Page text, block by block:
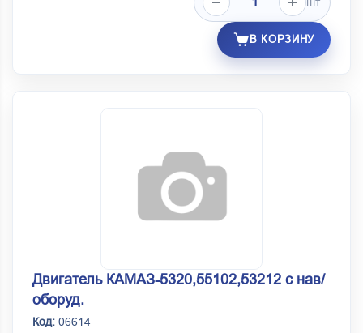
В КОРЗИНУ
Двигатель КАМАЗ-5320,55102,53212 с нав/
оборуд.
Код: 06614